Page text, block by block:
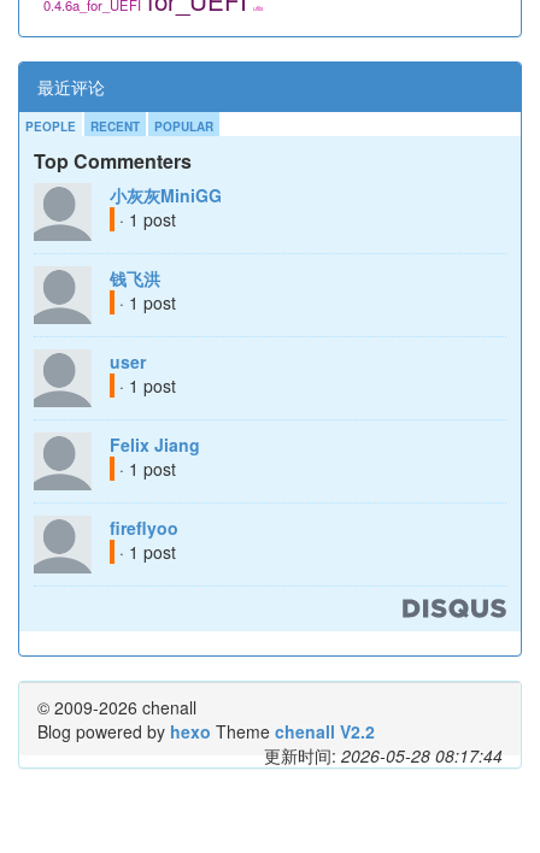
0.4.6a_for_UEFI utils
最近评论
PEOPLE RECENT POPULAR
Top Commenters
小灰灰MiniGG
· 1 post
钱飞洪
· 1 post
user
· 1 post
Felix Jiang
· 1 post
fireflyoo
· 1 post
© 2009-2026 chenall
Blog powered by hexo Theme chenall V2.2
更新时间: 2026-05-28 08:17:44